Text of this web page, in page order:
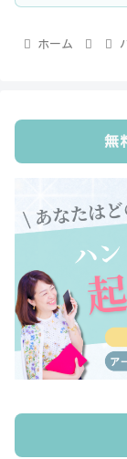
ホーム
無